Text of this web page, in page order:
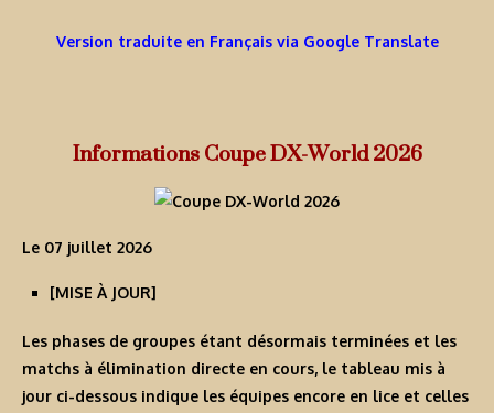
Version traduite en Français via Google Translate
Informations Coupe DX-World 2026
Le 07 juillet 2026
[MISE À JOUR]
Les phases de groupes étant désormais terminées et les
matchs à élimination directe en cours, le tableau mis à
jour ci-dessous indique les équipes encore en lice et celles